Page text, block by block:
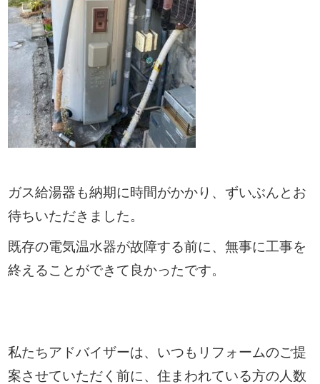
ガス給湯器も納期に時間がかかり、ずいぶんとお
待ちいただきました。
既存の電気温水器が故障する前に、無事に工事を
終えることができて良かったです。
私たちアドバイザーは、いつもリフォームのご提
案させていただく前に、住まわれている方の人数